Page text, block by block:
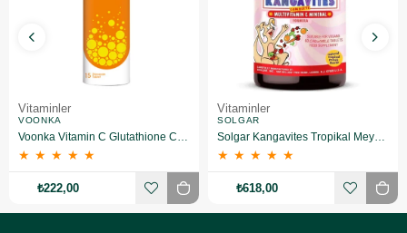
Vitaminler
VOONKA
Voonka Vitamin C Glutathione Complex Efervesan 15 Tablet
★ ★ ★ ★ ★
₺222,00
Vitaminler
SOLGAR
Solgar Kangavites Tropikal Meyve Aromalı 60 Tablet
★ ★ ★ ★ ★
₺618,00